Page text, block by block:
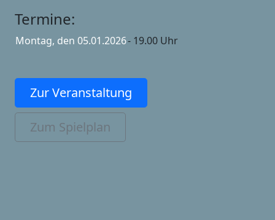
Termine:
Montag, den 05.01.2026- 19.00 Uhr
Zur Veranstaltung
Zum Spielplan